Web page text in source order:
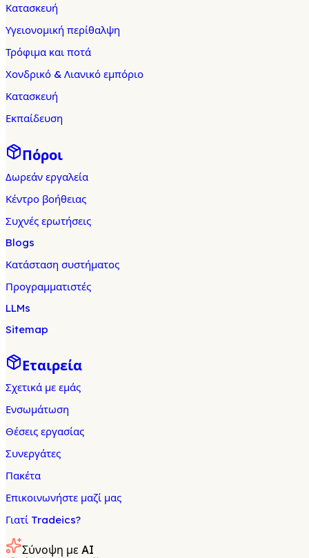
Κατασκευή
Υγειονομική περίθαλψη
Τρόφιμα και ποτά
Χονδρικό & Λιανικό εμπόριο
Κατασκευή
Εκπαίδευση
Πόροι
Δωρεάν εργαλεία
Κέντρο βοήθειας
Συχνές ερωτήσεις
Blogs
Κατάσταση συστήματος
Προγραμματιστές
LLMs
Sitemap
Εταιρεία
Σχετικά με εμάς
Ενσωμάτωση
Θέσεις εργασίας
Συνεργάτες
Πακέτα
Επικοινωνήστε μαζί μας
Γιατί Tradeics?
Σύνοψη με AI